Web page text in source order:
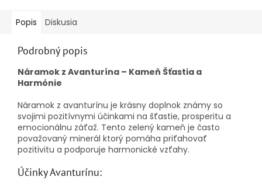
Popis Diskusia
Podrobný popis
Náramok z Avanturína – Kameň Šťastia a
Harmónie
Náramok z avanturínu je krásny doplnok známy so
svojimi pozitívnymi účinkami na šťastie, prosperitu a
emocionálnu záťaž. Tento zelený kameň je často
považovaný minerál ktorý pomáha priťahovať
pozitivitu a podporuje harmonické vzťahy.
Účinky Avanturínu: